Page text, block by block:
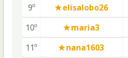
9º
elisalobo26
10º
maria3
11º
nana1603